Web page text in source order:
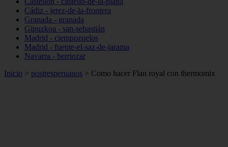
Cádiz - jerez-de-la-frontera
Granada - granada
Gipuzkoa - san-sebastián
Madrid - ciempozuelos
Madrid - fuente-el-saz-de-jarama
Navarra - berriozar
Inicio > postresperuanos > Como hacer Flan royal con thermomix